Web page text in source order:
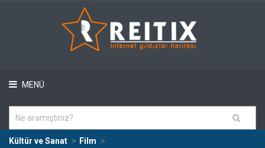
MENÜ
Kültür ve Sanat
Film